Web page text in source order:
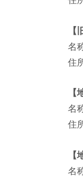
【
名
住
名
住
名